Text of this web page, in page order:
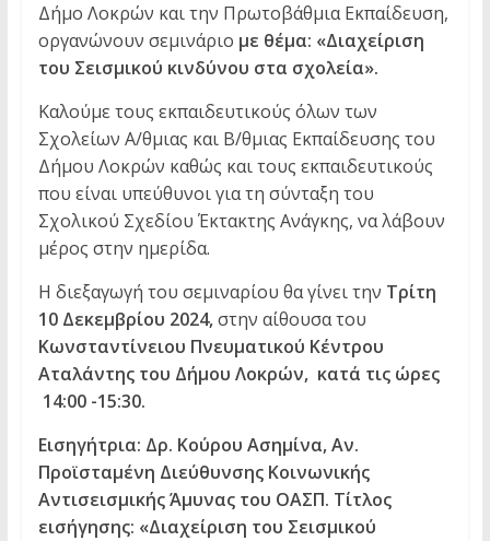
Δήμο Λοκρών και την Πρωτοβάθμια Εκπαίδευση,
οργανώνουν σεμινάριο με θέμα: «Διαχείριση
του Σεισμικού κινδύνου στα σχολεία».
Καλούμε τους εκπαιδευτικούς όλων των
Σχολείων Α/θμιας και Β/θμιας Εκπαίδευσης του
Δήμου Λοκρών καθώς και τους εκπαιδευτικούς
που είναι υπεύθυνοι για τη σύνταξη του
Σχολικού Σχεδίου Έκτακτης Ανάγκης, να λάβουν
μέρος στην ημερίδα.
Η διεξαγωγή του σεμιναρίου θα γίνει την Τρίτη
10 Δεκεμβρίου 2024,στην αίθουσα του
Κωνσταντίνειου Πνευματικού Κέντρου
Αταλάντης του Δήμου Λοκρών, κατά τις ώρες
14:00 -15:30.
Εισηγήτρια: Δρ. Κούρου Ασημίνα, Αν.
Προϊσταμένη Διεύθυνσης Κοινωνικής
Αντισεισμικής Άμυνας του ΟΑΣΠ. Τίτλος
εισήγησης: «Διαχείριση του Σεισμικού